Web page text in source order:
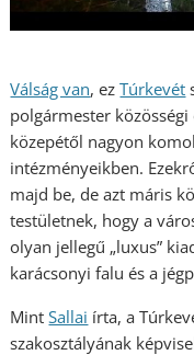
Válság van, ezTúrkevét
polgármester
közepétől nagyon
intézményeikben.
majd be, de azt máris
testületnek, hogy a
olyan jellegű „luxus”
karácsonyi falu és a
MintSallai írta, a
szakosztályának